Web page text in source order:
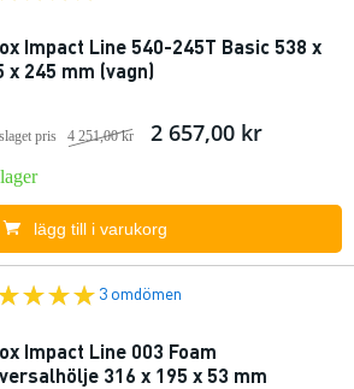
Impact Line 540-245T Basic 538 x
x 245 mm (vagn)
pris 4 251,00 kr 2 657,00 kr
lägg till i varukorg
3 omdömen
Impact Line 003 Foam
316 x 195 x 53 mm